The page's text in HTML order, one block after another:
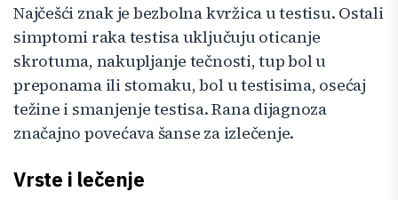
Najčešći znak je bezbolna kvržica u testisu. Ostali
simptomi raka testisa uključuju oticanje
skrotuma, nakupljanje tečnosti, tup bol u
preponama ili stomaku, bol u testisima, osećaj
težine i smanjenje testisa. Rana dijagnoza
značajno povećava šanse za izlečenje.
Vrste i lečenje